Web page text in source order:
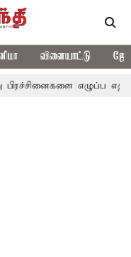
விளையாட்டு
எழுப்ப எதிர்க்கட்சிகள்